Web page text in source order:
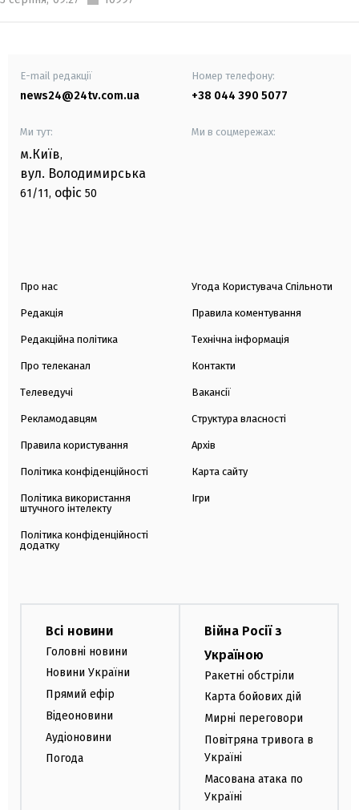
E-mail редакції
news24@24tv.com.ua
Номер телефону:
+38 044 390 5077
Ми тут:
м.Київ,
вул. Володимирська
61/11, офіс 50
Ми в соцмережах:
Про нас
Редакція
Редакційна політика
Про телеканал
Телеведучі
Рекламодавцям
Правила користування
Політика конфіденційності
Політика використання
штучного інтелекту
Політика конфіденційності
додатку
Угода Користувача Спільноти
Правила коментування
Технічна інформація
Контакти
Вакансії
Структура власності
Архів
Карта сайту
Ігри
Всі новини
Головні новини
Новини України
Прямий ефір
Відеоновини
Аудіоновини
Погода
Війна Росії з
Україною
Ракетні обстріли
Карта бойових дій
Мирні переговори
Повітряна тривога в
Україні
Масована атака по
Україні